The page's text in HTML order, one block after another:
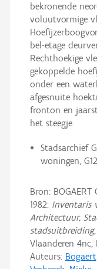
bekronende
voluutvormige
bel-etage
Rechthoekige
gekoppelde
onder een
afgesnuite
fronton en
het steegje.
Stadsarchief
woningen,
Bron: BOGAERT
1982: Inventaris
Architectuur,
stadsuitbreiding
Vlaanderen 4nc,
Auteurs: